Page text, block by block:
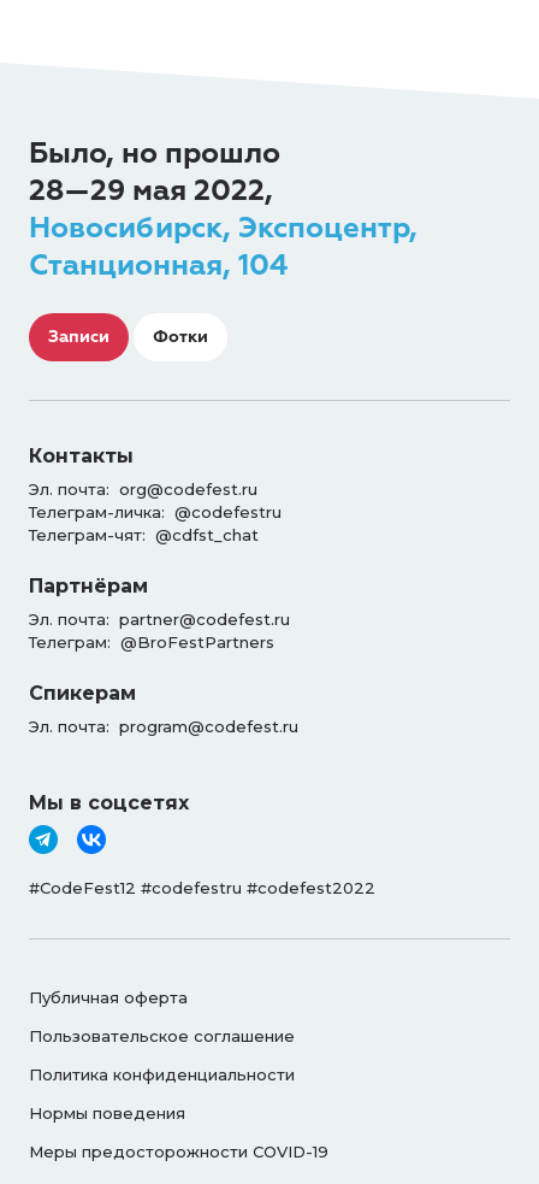
Было, но прошло
28—29 мая 2022,
Новосибирск, Экспоцентр,
Станционная, 104
Записи Фотки
Контакты
Эл. почта: org@codefest.ru
Телеграм-личка: @codefestru
Телеграм-чят: @cdfst_chat
Партнёрам
Эл. почта: partner@codefest.ru
Телеграм: @BroFestPartners
Спикерам
Эл. почта: program@codefest.ru
Мы в соцсетях
#CodeFest12 #codefestru #codefest2022
Публичная оферта
Пользовательское соглашение
Политика конфиденциальности
Нормы поведения
Меры предосторожности COVID-19